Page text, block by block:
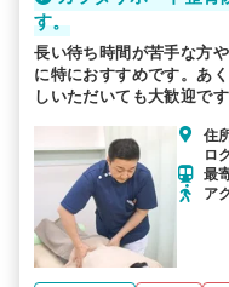
す。
長い待ち時間が苦手な方
に特におすすめです。あ
しいただいても大歓迎で
住
ロ
最
ア